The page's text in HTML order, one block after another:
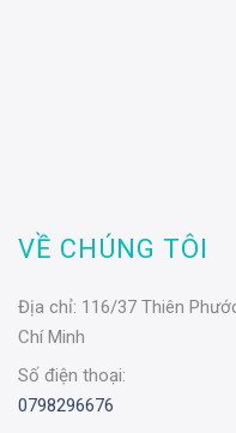
VỀ CHÚNG TÔI
Địa chỉ: 116/37 Thiên
Chí Minh
Số điện thoại:
0798296676